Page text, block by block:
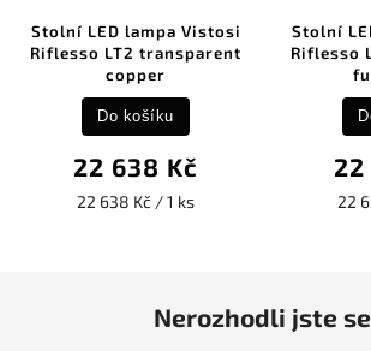
Stolní LED lampa Vistosi
Riflesso LT2 transparent
copper
22 638 Kč
22 638 Kč / 1 ks
Do košíku
Stolní
Riflesso
22
22
Nerozhodli jste